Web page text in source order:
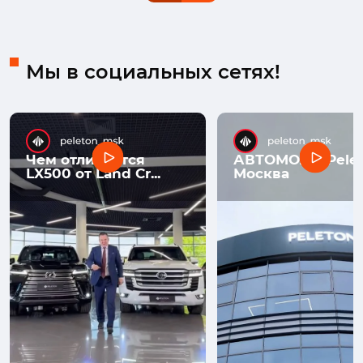
Мы в социальных сетях!
Чем отличается
LX500 от Land Cr...
АВТОМОЛЛ
Москва